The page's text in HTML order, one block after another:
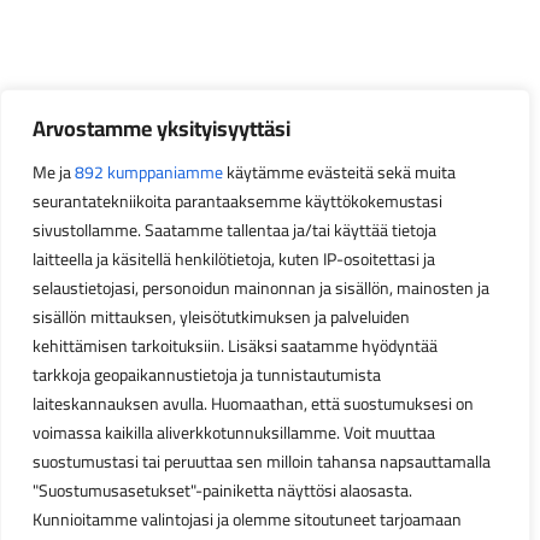
Arvostamme yksityisyyttäsi
Me ja892 kumppaniammekäytämme evästeitä sekä muita
seurantatekniikoita parantaaksemme käyttökokemustasi
sivustollamme. Saatamme tallentaa ja/tai käyttää tietoja
laitteella ja käsitellä henkilötietoja, kuten IP-osoitettasi ja
selaustietojasi, personoidun mainonnan ja sisällön, mainosten ja
sisällön mittauksen, yleisötutkimuksen ja palveluiden
kehittämisen tarkoituksiin. Lisäksi saatamme hyödyntää
tarkkoja geopaikannustietoja ja tunnistautumista
laiteskannauksen avulla. Huomaathan, että suostumuksesi on
voimassa kaikilla aliverkkotunnuksillamme. Voit muuttaa
suostumustasi tai peruuttaa sen milloin tahansa napsauttamalla
"Suostumusasetukset"-painiketta näyttösi alaosasta.
Kunnioitamme valintojasi ja olemme sitoutuneet tarjoamaan